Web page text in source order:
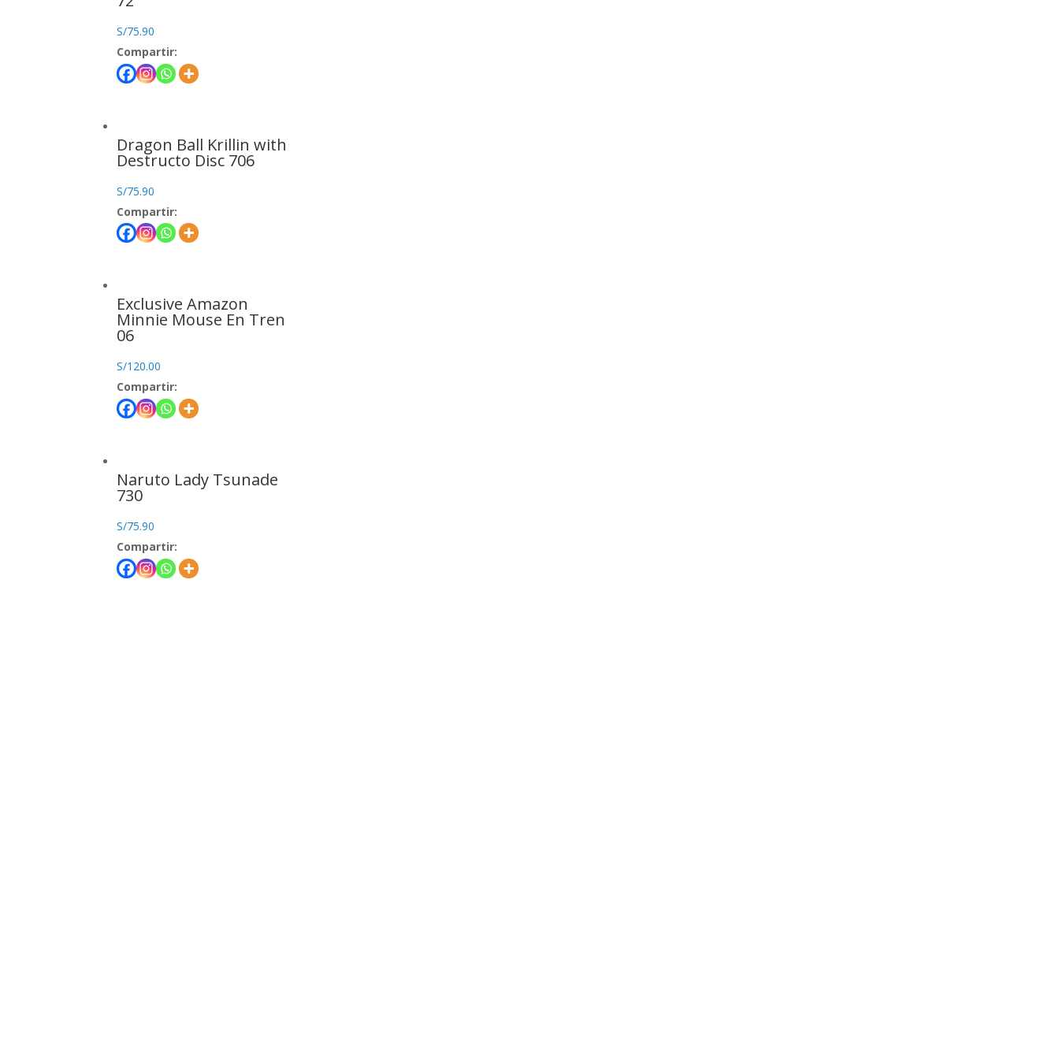
S/75.90
Compartir:
Dragon Ball Krillin with
Destructo Disc 706
S/75.90
Compartir:
Exclusive Amazon
Minnie Mouse En Tren
06
S/120.00
Compartir:
Naruto Lady Tsunade
730
S/75.90
Compartir: